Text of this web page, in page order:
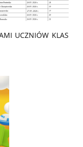
UCZNIÓW KLAS